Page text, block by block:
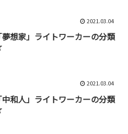
2021.03.04
夢想家」ライトワーカーの分類
2021.03.04
中和人」ライトワーカーの分類